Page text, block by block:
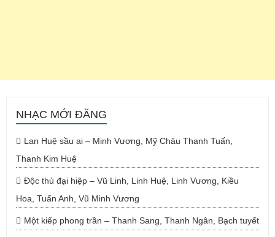
NHẠC MỚI ĐĂNG
Lan Huệ sầu ai – Minh Vương, Mỹ Châu Thanh Tuấn,
Thanh Kim Huệ
Độc thủ đại hiệp – Vũ Linh, Linh Huệ, Linh Vương, Kiều
Hoa, Tuấn Anh, Vũ Minh Vương
Một kiếp phong trần – Thanh Sang, Thanh Ngân, Bạch tuyết